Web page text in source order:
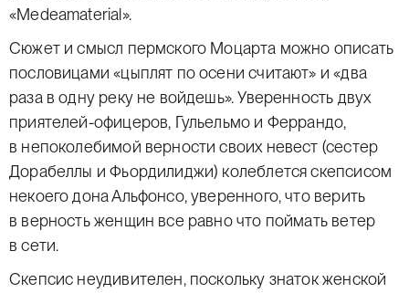
«Medeamaterial».
Сюжет и смысл пермского Моцарта можно описать
пословицами «цыплят по осени считают» и «два
раза в одну реку не войдешь». Уверенность двух
приятелей-офицеров, Гульельмо и Феррандо,
в непоколебимой верности своих невест (сестер
Дорабеллы и Фьордилиджи) колеблется скепсисом
некоего дона Альфонсо, уверенного, что верить
в верность женщин все равно что поймать ветер
в сети.
Скепсис неудивителен, поскольку знаток женской